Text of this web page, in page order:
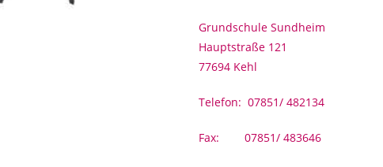
Grundschule Sundheim
Hauptstraße 121
77694 Kehl
Telefon: 07851/ 482134
Fax: 07851/ 483646